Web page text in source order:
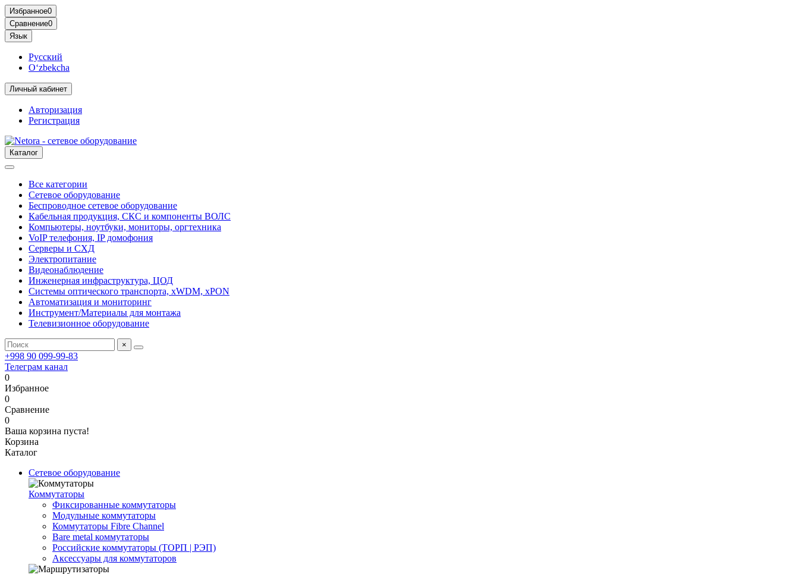
Избранное0
Сравнение0
Язык
Русский
O‘zbekcha
Личный кабинет
Авторизация
Регистрация
Каталог
Все категории
Сетевое оборудование
Беспроводное сетевое оборудование
Кабельная продукция, СКС и компоненты ВОЛС
Компьютеры, ноутбуки, мониторы, оргтехника
VoIP телефония, IP домофония
Серверы и СХД
Электропитание
Видеонаблюдение
Инженерная инфраструктура, ЦОД
Системы оптического транспорта, xWDM, xPON
Автоматизация и мониторинг
Инструмент/Материалы для монтажа
Телевизионное оборудование
×
+998 90 099-99-83
Телеграм канал
0
Избранное
0
Сравнение
0
Ваша корзина пуста!
Корзина
Каталог
Сетевое оборудование
Коммутаторы
Фиксированные коммутаторы
Модульные коммутаторы
Коммутаторы Fibre Channel
Bare metal коммутаторы
Российские коммутаторы (ТОРП | РЭП)
Аксессуары для коммутаторов